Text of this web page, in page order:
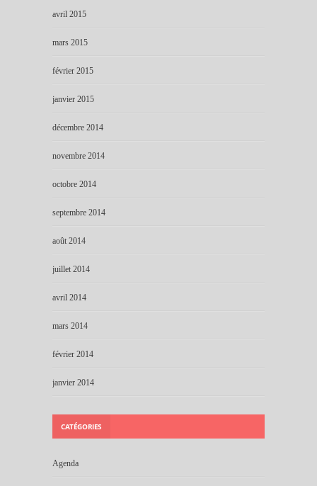
avril 2015
mars 2015
février 2015
janvier 2015
décembre 2014
novembre 2014
octobre 2014
septembre 2014
août 2014
juillet 2014
avril 2014
mars 2014
février 2014
janvier 2014
CATÉGORIES
Agenda